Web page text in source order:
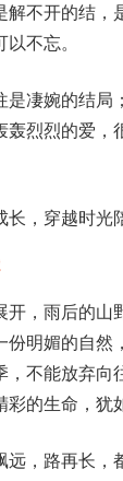
解不开的结
不忘。
是凄婉的结局
轰烈烈的爱，
长，穿越时
开，雨后的山
份明媚的自然
不能放弃向
彩的生命，犹
远，路再长，